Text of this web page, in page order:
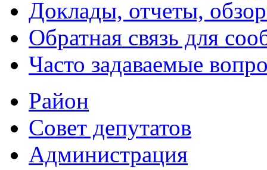
Доклады, отчеты,
Обратная связь для
Часто задаваемые
Район
Совет депутатов
Администрация